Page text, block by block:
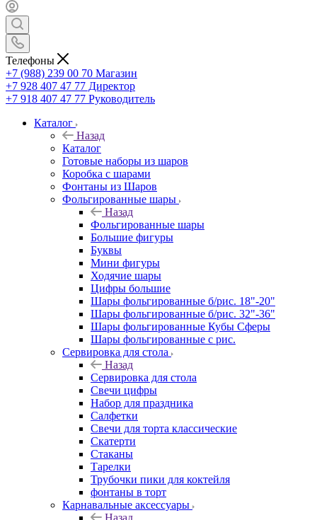
Телефоны
+7 (988) 239 00 70 Магазин
+7 928 407 47 77 Директор
+7 918 407 47 77 Руководитель
Каталог
Назад
Каталог
Готовые наборы из шаров
Коробка с шарами
Фонтаны из Шаров
Фольгированные шары
Назад
Фольгированные шары
Большие фигуры
Буквы
Мини фигуры
Ходячие шары
Цифры большие
Шары фольгированные б/рис. 18"-20"
Шары фольгированные б/рис. 32"-36"
Шары фольгированные Кубы Сферы
Шары фольгированные с рис.
Сервировка для стола
Назад
Сервировка для стола
Свечи цифры
Набор для праздника
Салфетки
Свечи для торта классические
Скатерти
Стаканы
Тарелки
Трубочки пики для коктейля
фонтаны в торт
Карнавальные аксессуары
Назад